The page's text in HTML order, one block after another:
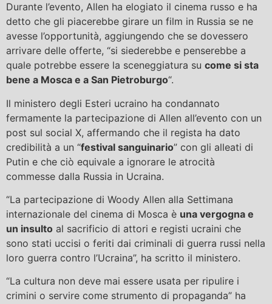
Durante l’evento, Allen ha elogiato il cinema russo e ha
detto che gli piacerebbe girare un film in Russia se ne
avesse l’opportunità, aggiungendo che se dovessero
arrivare delle offerte, “si siederebbe e penserebbe a
quale potrebbe essere la sceneggiatura su come si sta
bene a Mosca e a San Pietroburgo“.
Il ministero degli Esteri ucraino ha condannato
fermamente la partecipazione di Allen all’evento con un
post sul social X, affermando che il regista ha dato
credibilità a un “festival sanguinario” con gli alleati di
Putin e che ciò equivale a ignorare le atrocità
commesse dalla Russia in Ucraina.
“La partecipazione di Woody Allen alla Settimana
internazionale del cinema di Mosca è una vergogna e
un insulto al sacrificio di attori e registi ucraini che
sono stati uccisi o feriti dai criminali di guerra russi nella
loro guerra contro l’Ucraina”, ha scritto il ministero.
“La cultura non deve mai essere usata per ripulire i
crimini o servire come strumento di propaganda” ha